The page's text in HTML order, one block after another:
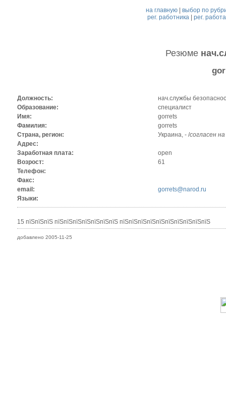
на главную |выбор по
рег. работника| рег.
Резюме
Должность:
нач.службы
Образование:
специалист
Имя:
gorrets
Фамилия:
gorrets
Страна, регион:
Украина, - /согласен
Адрес:
Заработная плата:
open
Возрост:
61
Телефон:
Факс:
email:
gorrets@narod.ru
Языки:
15 пїЅпїЅпїЅ пїЅпїЅпїЅпїЅпїЅпїЅпїЅ пїЅпїЅпїЅпїЅпїЅпїЅпїЅпїЅпїЅпїЅ
добавлено 2005-11-25